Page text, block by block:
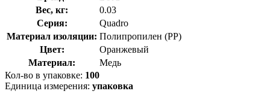
Вес, кг:
0.03
Серия:
Quadro
Материал изоляции: Полипропилен (PP)
Цвет:
Оранжевый
Материал:
Медь
Кол-во в упаковке: 100
Единица измерения: упаковка